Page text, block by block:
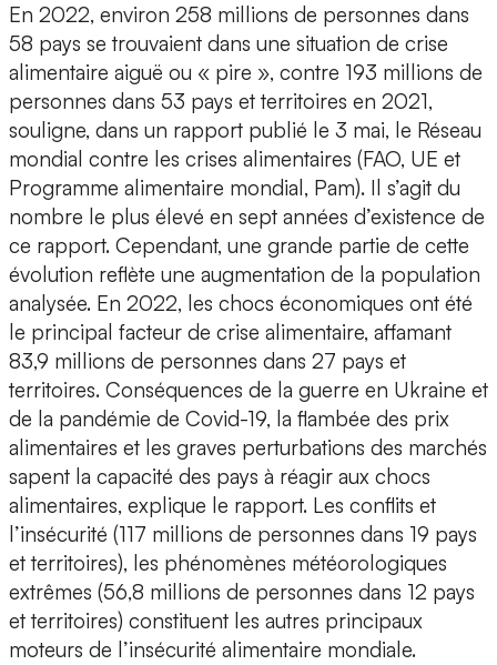
En 2022, environ 258 millions de personnes dans
58 pays se trouvaient dans une situation de crise
alimentaire aiguë ou « pire », contre 193 millions de
personnes dans 53 pays et territoires en 2021,
souligne, dans un rapport publié le 3 mai, le Réseau
mondial contre les crises alimentaires (FAO, UE et
Programme alimentaire mondial, Pam). Il s’agit du
nombre le plus élevé en sept années d’existence de
ce rapport. Cependant, une grande partie de cette
évolution reflète une augmentation de la population
analysée. En 2022, les chocs économiques ont été
le principal facteur de crise alimentaire, affamant
83,9 millions de personnes dans 27 pays et
territoires. Conséquences de la guerre en Ukraine et
de la pandémie de Covid-19, la flambée des prix
alimentaires et les graves perturbations des marchés
sapent la capacité des pays à réagir aux chocs
alimentaires, explique le rapport. Les conflits et
l’insécurité (117 millions de personnes dans 19 pays
et territoires), les phénomènes météorologiques
extrêmes (56,8 millions de personnes dans 12 pays
et territoires) constituent les autres principaux
moteurs de l’insécurité alimentaire mondiale.